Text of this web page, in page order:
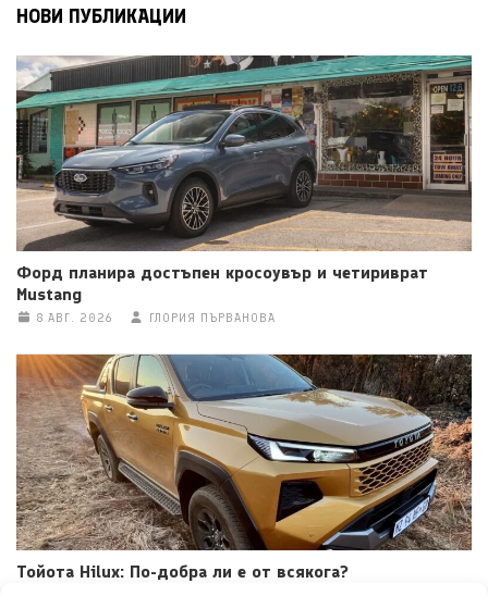
НОВИ ПУБЛИКАЦИИ
Форд планира достъпен кросоувър и четириврат
Mustang
8 АВГ. 2026 ГЛОРИЯ ПЪРВАНОВА
Тойота Hilux: По-добра ли е от всякога?